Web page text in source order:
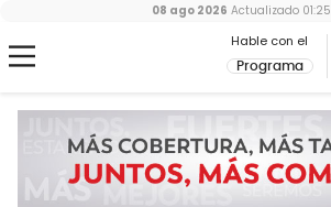
Hable con el
Programa
08 ago 2026 Actualizado 01:25